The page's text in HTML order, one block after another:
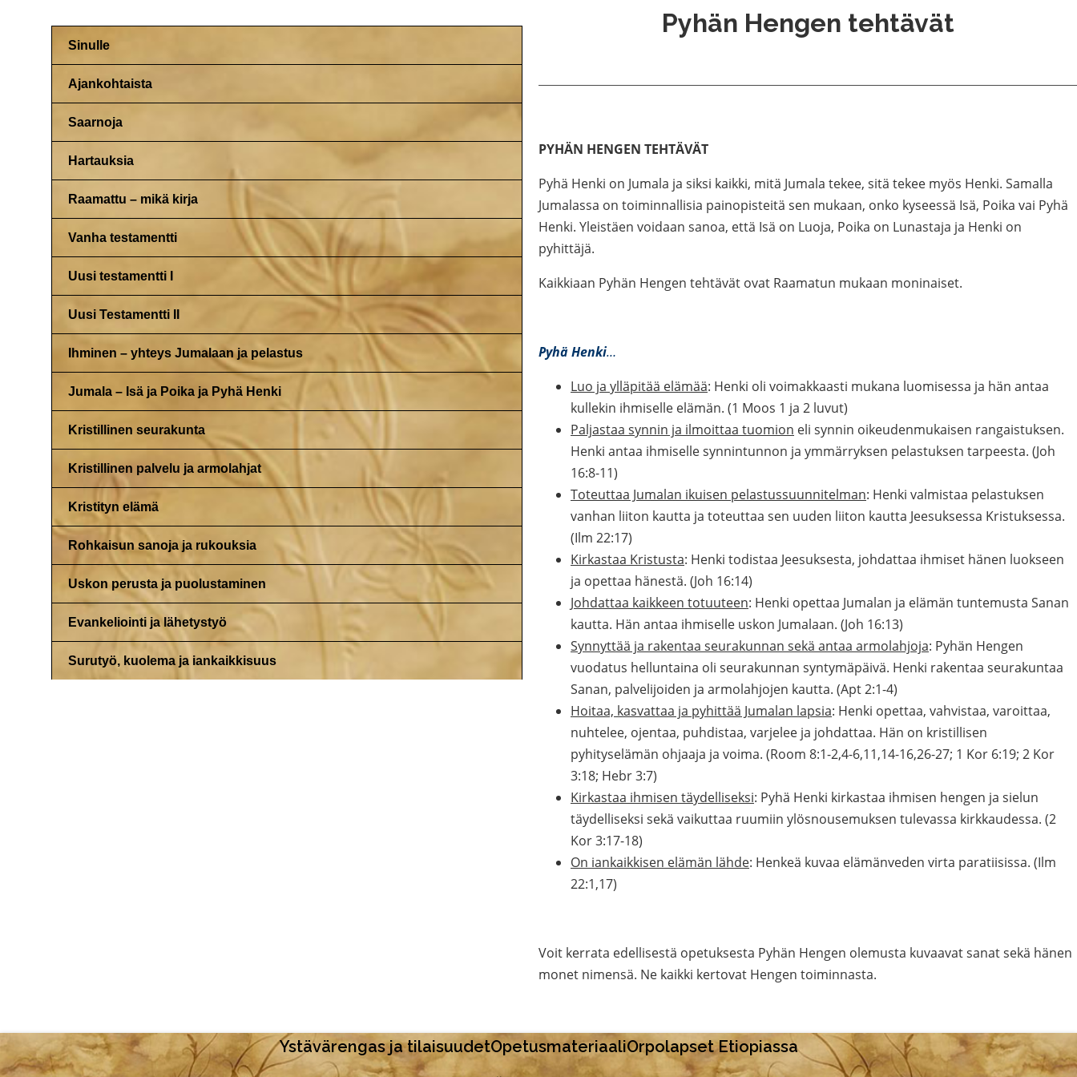
Sinulle
Ajankohtaista
Saarnoja
Hartauksia
Raamattu – mikä kirja
Vanha testamentti
Uusi testamentti I
Uusi Testamentti II
Ihminen – yhteys Jumalaan ja pelastus
Jumala – Isä ja Poika ja Pyhä Henki
Kristillinen seurakunta
Kristillinen palvelu ja armolahjat
Kristityn elämä
Rohkaisun sanoja ja rukouksia
Uskon perusta ja puolustaminen
Evankeliointi ja lähetystyö
Surutyö, kuolema ja iankaikkisuus
Pyhän Hengen tehtävät
PYHÄN HENGEN TEHTÄVÄT
Pyhä Henki on Jumala ja siksi kaikki, mitä Jumala tekee, sitä tekee myös Henki. Samalla
Jumalassa on toiminnallisia painopisteitä sen mukaan, onko kyseessä Isä, Poika vai Pyhä
Henki. Yleistäen voidaan sanoa, että Isä on Luoja, Poika on Lunastaja ja Henki on
pyhittäjä.
Kaikkiaan Pyhän Hengen tehtävät ovat Raamatun mukaan moninaiset.
Pyhä Henki…
Luo ja ylläpitää elämää: Henki oli voimakkaasti mukana luomisessa ja hän antaa
kullekin ihmiselle elämän. (1 Moos 1 ja 2 luvut)
Paljastaa synnin ja ilmoittaa tuomion eli synnin oikeudenmukaisen rangaistuksen.
Henki antaa ihmiselle synnintunnon ja ymmärryksen pelastuksen tarpeesta. (Joh
16:8-11)
Toteuttaa Jumalan ikuisen pelastussuunnitelman: Henki valmistaa pelastuksen
vanhan liiton kautta ja toteuttaa sen uuden liiton kautta Jeesuksessa Kristuksessa.
(Ilm 22:17)
Kirkastaa Kristusta: Henki todistaa Jeesuksesta, johdattaa ihmiset hänen luokseen
ja opettaa hänestä. (Joh 16:14)
Johdattaa kaikkeen totuuteen: Henki opettaa Jumalan ja elämän tuntemusta Sanan
kautta. Hän antaa ihmiselle uskon Jumalaan. (Joh 16:13)
Synnyttää ja rakentaa seurakunnan sekä antaa armolahjoja: Pyhän Hengen
vuodatus helluntaina oli seurakunnan syntymäpäivä. Henki rakentaa seurakuntaa
Sanan, palvelijoiden ja armolahjojen kautta. (Apt 2:1-4)
Hoitaa, kasvattaa ja pyhittää Jumalan lapsia: Henki opettaa, vahvistaa, varoittaa,
nuhtelee, ojentaa, puhdistaa, varjelee ja johdattaa. Hän on kristillisen
pyhityselämän ohjaaja ja voima. (Room 8:1-2,4-6,11,14-16,26-27; 1 Kor 6:19; 2 Kor
3:18; Hebr 3:7)
Kirkastaa ihmisen täydelliseksi: Pyhä Henki kirkastaa ihmisen hengen ja sielun
täydelliseksi sekä vaikuttaa ruumiin ylösnousemuksen tulevassa kirkkaudessa. (2
Kor 3:17-18)
On iankaikkisen elämän lähde: Henkeä kuvaa elämänveden virta paratiisissa. (Ilm
22:1,17)
Voit kerrata edellisestä opetuksesta Pyhän Hengen olemusta kuvaavat sanat sekä hänen
monet nimensä. Ne kaikki kertovat Hengen toiminnasta.
Ystävärengas ja tilaisuudetOpetusmateriaaliOrpolapset Etiopiassa